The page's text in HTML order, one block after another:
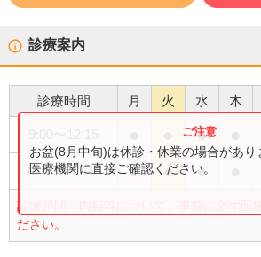
診療案内
診療時間 月 火 水 木
●
15:00〜17:15 ● ● ●
診療時間・内容等について、事前に必ず医
ださい。
お盆(8月中旬)は休診・休業の場合があ
医療機関に直接ご確認ください。